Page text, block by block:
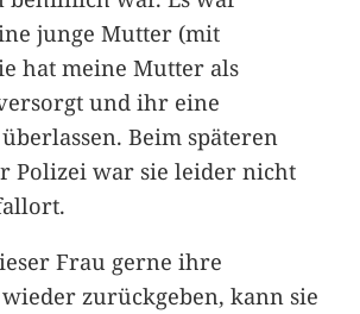
junge Mutter (mit
hat meine Mutter als
und ihr eine
Beim späteren
Polizei war sie leider nicht
Frau gerne ihre
zurückgeben, kann sie